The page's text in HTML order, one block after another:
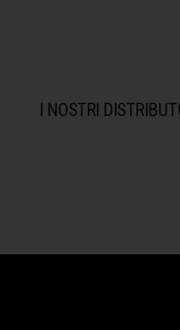
I NOSTRI